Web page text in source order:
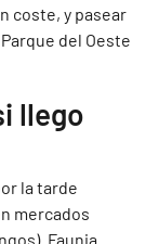
coste, y pasear
del Oeste
llego
la tarde
mercados
Faunia